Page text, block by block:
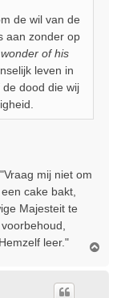
de wil van de
aan zonder op
of his
leven in
dood die wij
mij niet om
cake bakt,
Majesteit te
leer."